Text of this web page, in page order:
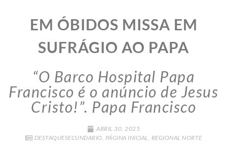
EM ÓBIDOS MISSA EM
SUFRÁGIO AO PAPA
“O Barco Hospital Papa
Francisco é o anúncio de Jesus
Cristo!”. Papa Francisco
ABRIL 30, 2025
DESTAQUESECUNDARIO, PÁGINA INICIAL, REGIONAL NORTE